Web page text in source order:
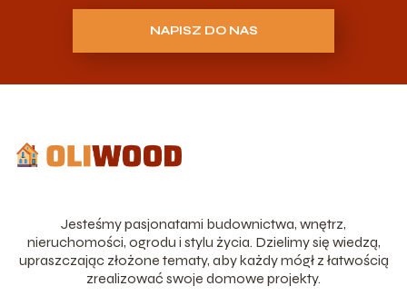
NAPISZ DO NAS
Jesteśmy pasjonatami budownictwa, wnętrz,
nieruchomości, ogrodu i stylu życia. Dzielimy się wiedzą,
upraszczając złożone tematy, aby każdy mógł z łatwością
zrealizować swoje domowe projekty.